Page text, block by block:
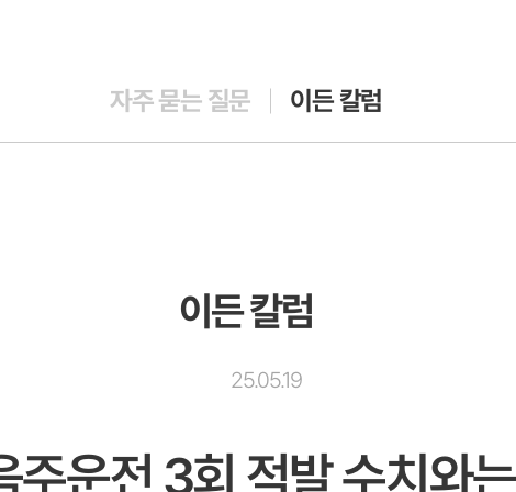
자주 묻는 질문 이든 칼럼
이든 칼럼
25.05.19
운전 3회 적발 수치와